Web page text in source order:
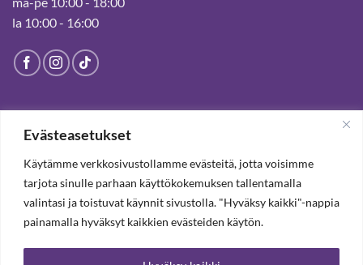
Evästeasetukset
Käytämme verkkosivustollamme evästeitä, jotta voisimme
tarjota sinulle parhaan käyttökokemuksen tallentamalla
valintasi ja toistuvat käynnit sivustolla. "Hyväksy kaikki"-nappia
painamalla hyväksyt kaikkien evästeiden käytön.
la 10:00 - 16:00
Suljettu pysyvästi 19.7.2025 alkaen
TILAA UUTISKIRJE, SAAT 20% ALENNUKSEN